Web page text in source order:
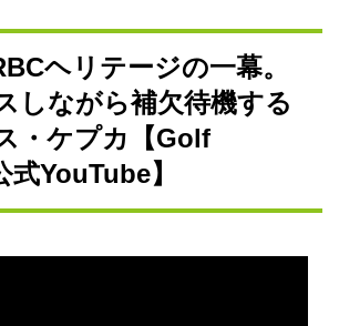
ヘリテージの一幕。
しながら補欠待機する
・ケプカ【Golf
YouTube】